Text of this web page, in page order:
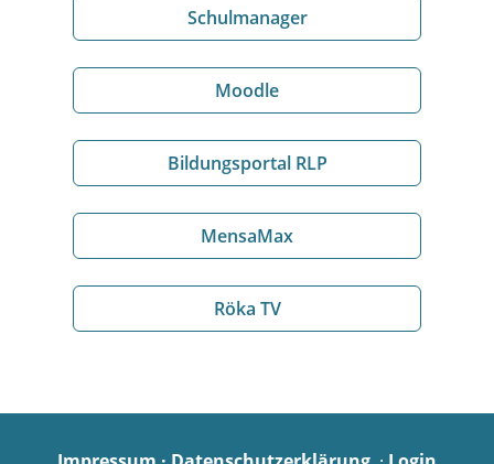
Schulmanager
Moodle
Bildungsportal RLP
MensaMax
Röka TV